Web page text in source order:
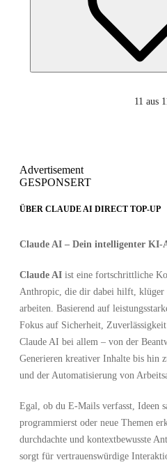
11 aus
Advertisement
GESPONSERT
ÜBER CLAUDE AI DIRECT TOP-UP
Claude AI – Dein intelligenter KI-
Claude AI ist eine fortschrittliche
Anthropic, die dir dabei hilft, klüger
arbeiten. Basierend auf
Fokus auf Sicherheit,
Claude AI bei allem – von der
Generieren kreativer Inhalte bis hin
und der Automatisierung von
Egal, ob du E-Mails verfasst, Ideen
programmierst oder neue Themen
durchdachte und kontextbewusste
sorgt für vertrauenswürdige